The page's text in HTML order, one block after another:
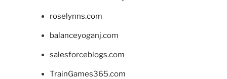
roselynns.com
balanceyoganj.com
salesforceblogs.com
TrainGames365.com